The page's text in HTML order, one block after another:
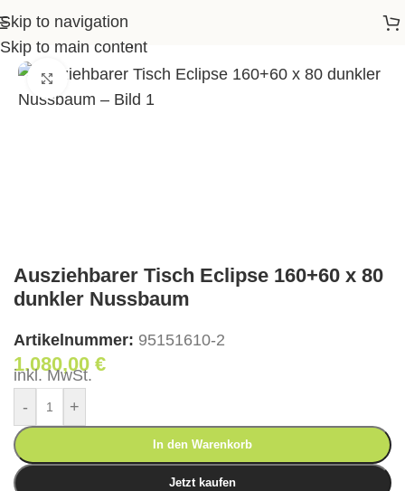
Skip to navigation
Skip to main content
Tisch Eclipse 160+60 x 80 dunkler Nussbaum
Klick zum Vergrößern
Ausziehbarer Tisch Eclipse 160+60 x 80
dunkler Nussbaum
Artikelnummer: 95151610-2
1.080,00 €
inkl. MwSt.
-
+
In den Warenkorb
Jetzt kaufen